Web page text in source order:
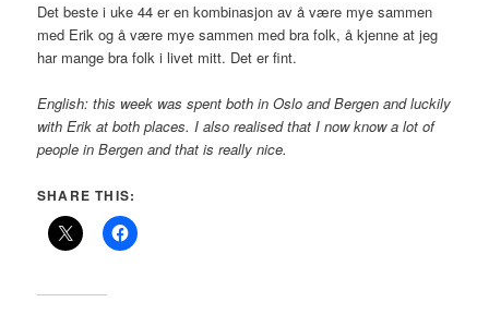
Det beste i uke 44 er en kombinasjon av å være mye sammen
med Erik og å være mye sammen med bra folk, å kjenne at jeg
har mange bra folk i livet mitt. Det er fint.
English: this week was spent both in Oslo and Bergen and luckily
with Erik at both places. I also realised that I now know a lot of
people in Bergen and that is really nice.
SHARE THIS: